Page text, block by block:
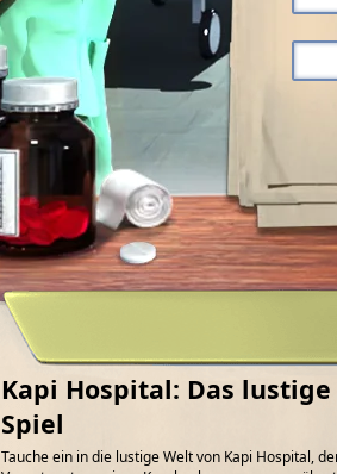
Kapi Hospital: Das
Spiel
Tauche ein in die lustige Welt von Kapi Hospital,